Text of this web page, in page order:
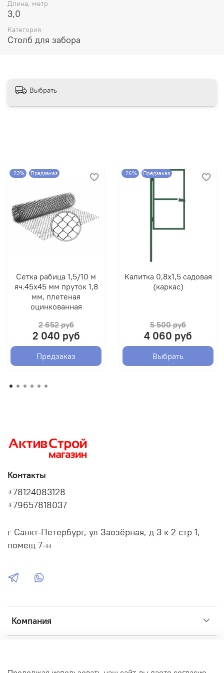
Длина, метр
3,0
Категория
Столб для забора
Выбрать
-23% Предзаказ
Сетка рабица 1,5/10 м
яч.45х45 мм пруток 1,8
мм, плетеная
оцинкованная
2 652 руб
2 040 руб
Предзаказ
-26% Предзаказ
Калитка 0,8х1,5 садовая
(каркас)
5 500 руб
4 060 руб
Выбрать
Компания
Контакты
+78124083128
+79657818037
г Санкт-Петербург, ул Заозёрная, д 3 к 2 стр 1,
помещ 7-н